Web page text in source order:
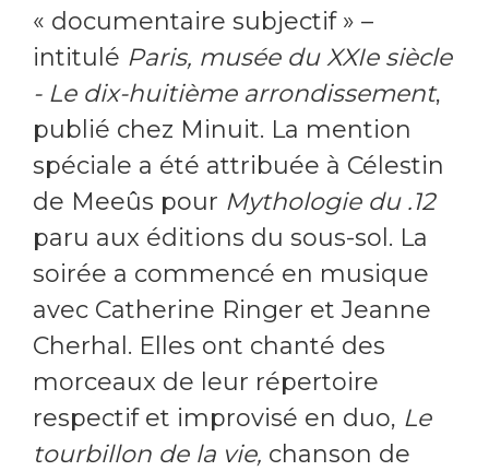
« documentaire subjectif » –
intitulé Paris, musée du XXIe siècle
- Le dix-huitième arrondissement,
publié chez Minuit. La mention
spéciale a été attribuée à Célestin
de Meeûs pour Mythologie du .12
paru aux éditions du sous-sol. La
soirée a commencé en musique
avec Catherine Ringer et Jeanne
Cherhal. Elles ont chanté des
morceaux de leur répertoire
respectif et improvisé en duo, Le
tourbillon de la vie, chanson de